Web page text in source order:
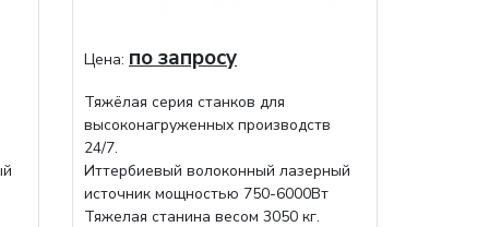
Цена: по запросу
Тяжёлая серия станков для
высоконагруженных производств
24/7.
Иттербиевый волоконный лазерный
источник мощностью 750-6000Вт
Тяжелая станина весом 3050 кг.